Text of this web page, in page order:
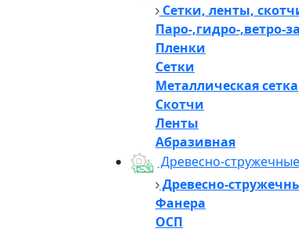
Сетки, ленты,
Паро-,гидро-,ветро-
Пленки
Сетки
Металлическая сетка
Скотчи
Ленты
Абразивная
Древесно-
Древесно-
Фанера
ОСП